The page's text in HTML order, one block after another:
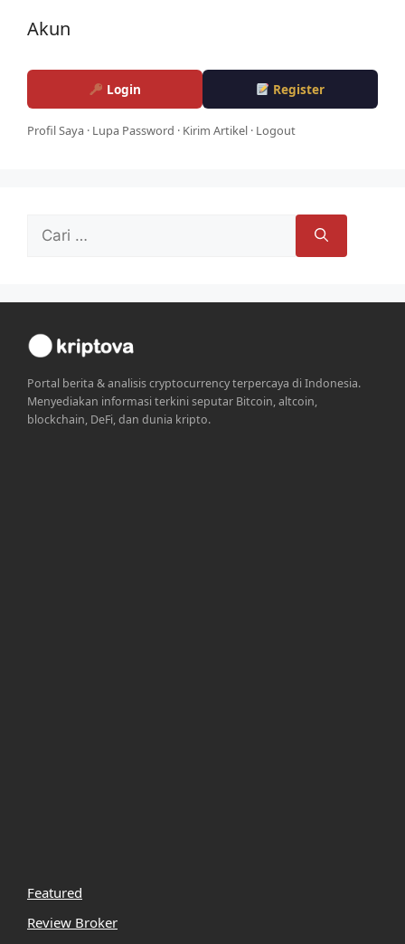
Akun
Login Register
Profil Saya · Lupa Password · Kirim Artikel · Logout
untuk:
Portal berita & analisis cryptocurrency terpercaya di Indonesia.
Menyediakan informasi terkini seputar Bitcoin, altcoin,
blockchain, DeFi, dan dunia kripto.
Featured
Review Broker